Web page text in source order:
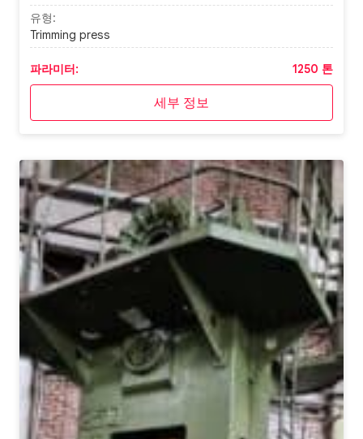
유형:
Trimming press
파라미터: 1250 톤
세부 정보